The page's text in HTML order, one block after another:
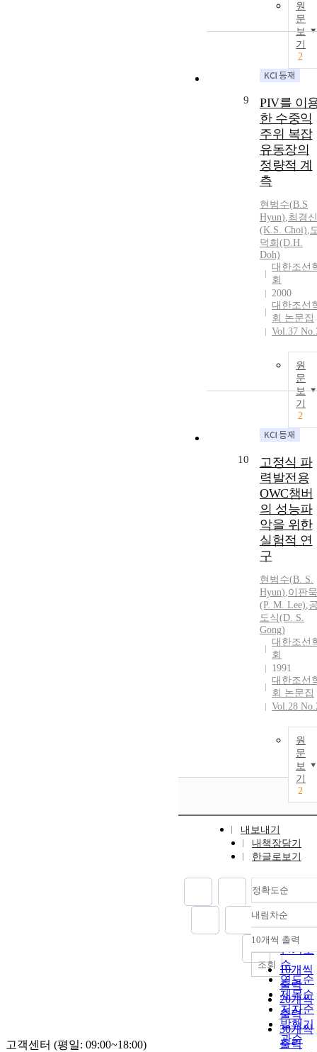
원
문
보
기
2
9
PIV를 이
한 수중익
주위 복잡
유동장의
정량적 계
측
현범수(B.S
Hyun),최경신
(K.S. Choi),
덕희(D.H.
Doh)
대한조선
회
2000
대한조선
회 논문집
Vol.37
원
문
보
기
2
10
고정식 파
력발전용
OWC챔버
의 성능파
악을 위한
실험적 연
구
현범수(B. S.
Hyun),이판묵
(P. M. Lee),
도식(D. S.
Gong)
대한조선
회
1991
대한조선
회 논문집
Vol.28
원
문
보
기
2
내보내기
내책장담기
한글로보기
정확도순
정확도
순
인기도
순
연도순
제목순
저자순
발행기
관순
내림차순
내림차
10개씩 출력
10개씩
출력
20개씩
출력
30개씩
출력
조회
고객센터 (평일: 09:00~18:00)